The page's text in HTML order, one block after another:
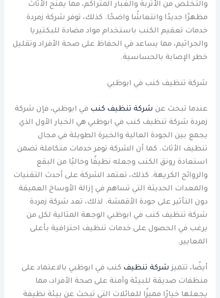
والتخلص من الأتربة والغبار المتراكم، مما يمنح الأثاث
مظهرًا جديدًا وانتعاشًا واضحًا. كذلك، توفر شركة زمردة
خدمات تعقيم الكنب باستخدام مواد مضادة للبكتيريا
والجراثيم، مما يساعد في الحفاظ على صحة الأفراد وتقليل
خطر الإصابة بالحساسية.
شركة تنظيف كنب في ابوظبي
عندما تبحث عن شركة تنظيف كنب في ابوظبي، فإن شركة
زمردة شركة تنظيف كنب في ابوظبي هي الخيار الأول الذي
يجمع بين الجودة العالية والخبرة الطويلة في مجال
تنظيف الأثاث. كما أن الشركة توفر خدمات متكاملة تضمن
استعادة رونق الكنب وجعله نظيفًا وخاليًا من البقع
والروائح الكريهة. كذلك، تعتمد الشركة على أحدث التقنيات
والمعدات الحديثة التي تساهم في إزالة الأوساخ العميقة
دون التأثير على جودة الأقمشة. لذلك، تعد شركة زمردة
شركة تنظيف كنب في ابوظبي الوجهة المثالية لكل من
يرغب في الحصول على خدمات تنظيف احترافية بأعلى
المعايير.
أيضًا، تتميز شركة تنظيف كنب في ابوظبي بالاعتماد على
منظفات صديقة للبيئة وآمنة على صحة الأفراد، مما
يجعلها خيارًا مميزًا للعائلات التي تبحث عن بيئة نظيفة